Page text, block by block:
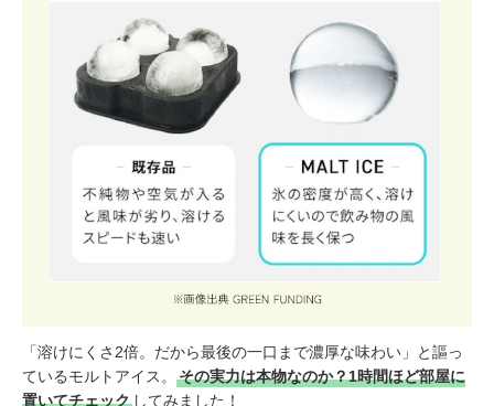
「溶けにくさ2倍。だから最後の一口まで濃厚な味わい」と謳っ
ているモルトアイス。
その実力は本物なのか？1時間ほど部屋に
置いてチェック してみました！